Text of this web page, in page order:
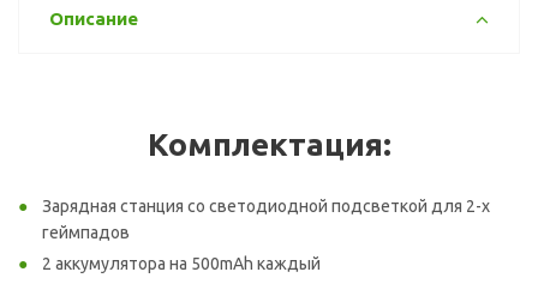
Описание
Комплектация:
Зарядная станция со светодиодной подсветкой для 2-х
геймпадов
2 аккумулятора на 500mAh каждый